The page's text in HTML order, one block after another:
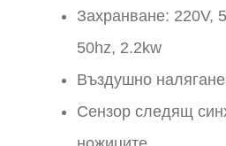
Захранване: 220V,
50hz, 2.2kw
Въздушно
Сензор следящ